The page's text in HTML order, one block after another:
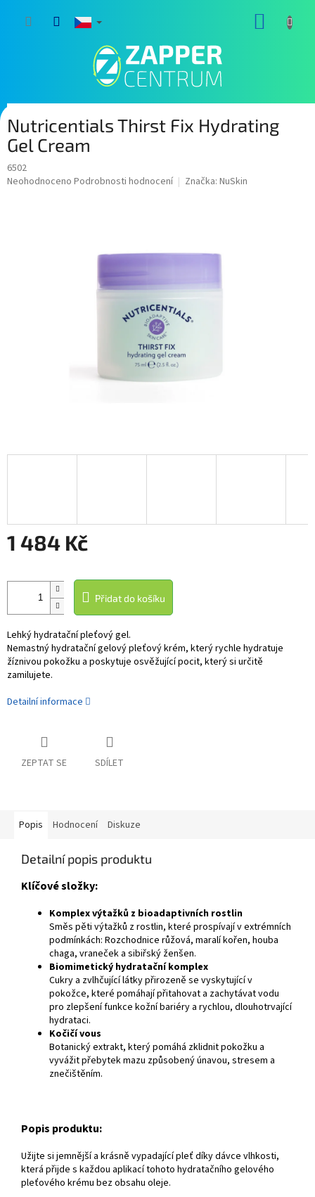
Nutricentials Thirst Fix Hydrating
Gel Cream
6502
Průměrné
Neohodnoceno Podrobnosti hodnocení Značka: NuSkin
1 484 Kč
cena:
Přidat do košíku
Lehký hydratační pleťový gel.
Nemastný hydratační gelový pleťový krém, který rychle hydratuje
žíznivou pokožku a poskytuje osvěžující pocit, který si určitě
zamilujete.
Detailní informace
ZEPTAT SE SDÍLET
Popis Hodnocení Diskuze
Detailní popis produktu
Klíčové složky:
Komplex výtažků z bioadaptivních rostlin
Směs pěti výtažků z rostlin, které prospívají v extrémních
podmínkách: Rozchodnice růžová, maralí kořen, houba
chaga, vraneček a sibiřský ženšen.
Biomimetický hydratační komplex
Cukry a zvlhčující látky přirozeně se vyskytující v
pokožce, které pomáhají přitahovat a zachytávat vodu
pro zlepšení funkce kožní bariéry a rychlou, dlouhotrvající
hydrataci.
Kočičí vous
Botanický extrakt, který pomáhá zklidnit pokožku a
vyvážit přebytek mazu způsobený únavou, stresem a
znečištěním.
Popis produktu:
Užijte si jemnější a krásně vypadající pleť díky dávce vlhkosti,
která přijde s každou aplikací tohoto hydratačního gelového
pleťového krému bez obsahu oleje.